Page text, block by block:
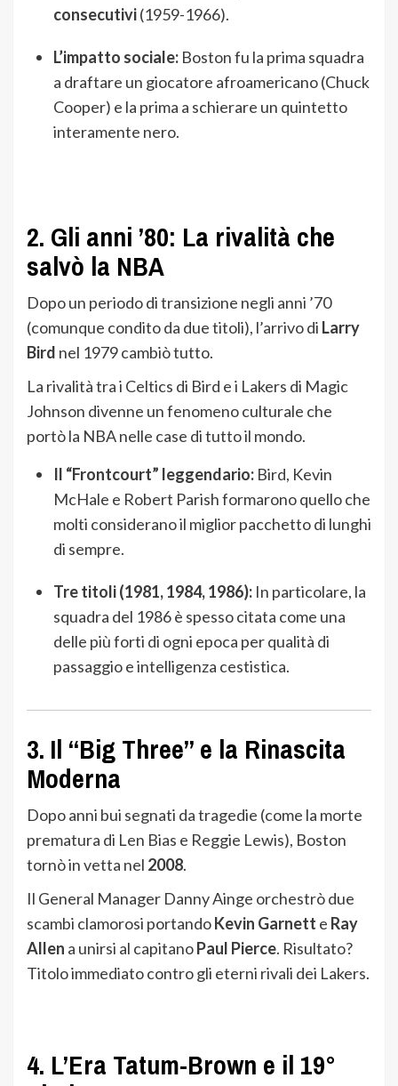
consecutivi(1959-1966).
L’impatto sociale: Boston fu la prima squadra
a draftare un giocatore afroamericano (Chuck
Cooper) e la prima a schierare un quintetto
interamente nero.
2. Gli anni ’80: La rivalità che
salvò la NBA
Dopo un periodo di transizione negli anni ’70
(comunque condito da due titoli), l’arrivo di Larry
Bird nel 1979 cambiò tutto.
La rivalità tra i Celtics di Bird e i Lakers di Magic
Johnson divenne un fenomeno culturale che
portò la NBA nelle case di tutto il mondo.
Il “Frontcourt” leggendario: Bird, Kevin
McHale e Robert Parish formarono quello che
molti considerano il miglior pacchetto di lunghi
di sempre.
Tre titoli (1981, 1984, 1986): In particolare, la
squadra del 1986 è spesso citata come una
delle più forti di ogni epoca per qualità di
passaggio e intelligenza cestistica.
3. Il “Big Three” e la Rinascita
Moderna
Dopo anni bui segnati da tragedie (come la morte
prematura di Len Bias e Reggie Lewis), Boston
tornò in vetta nel 2008.
Il General Manager Danny Ainge orchestrò due
scambi clamorosi portandoKevin Garnett e Ray
Allen a unirsi al capitanoPaul Pierce. Risultato?
Titolo immediato contro gli eterni rivali dei Lakers.
4. L’Era Tatum-Brown e il 19°